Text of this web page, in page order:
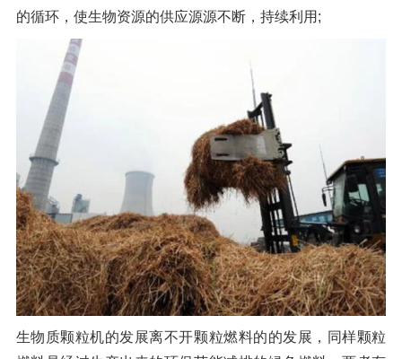
的循环，使生物资源的供应源源不断，持续利用;
生物质颗粒机的发展离不开颗粒燃料的的发展，同样颗粒